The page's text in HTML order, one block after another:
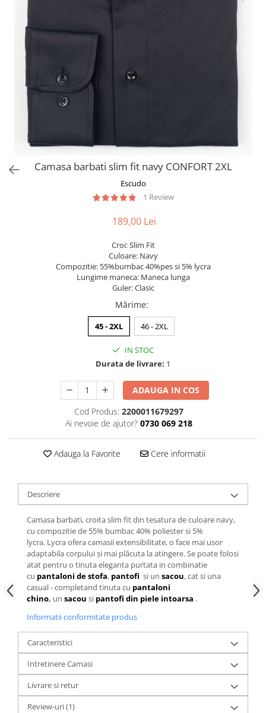
Camasa barbati slim fit navy CONFORT 2XL
Escudo
1 Review
189,00 Lei
Croi: Slim Fit
Culoare: Navy
Compozitie: 55%bumbac 40%pes si 5% lycra
Lungime maneca: Maneca lunga
Guler: Clasic
Mărime:
45 - 2XL 46 - 2XL
IN STOC
Durata de livrare: 1
ADAUGA IN COS
Cod Produs: 2200011679297
Ai nevoie de ajutor? 0730 069 218
Adauga la Favorite Cere informatii
Descriere
Camasa barbati, croita slim fit din tesatura de culoare navy,
cu compozitie de 55% bumbac 40% poliester si 5%
lycra. Lycra ofera camasii extensibilitate, o face mai usor
adaptabila corpului și mai plăcuta la atingere. Se poate folosi
atat pentru o tinuta eleganta purtata in combinatie
cu pantaloni de stofa, pantofi si un sacou, cat si una
casual - completand tinuta cu pantaloni
chino, un sacou si pantofi din piele intoarsa .
Informatii conformitate produs
Caracteristici
Intretinere Camasi
Livrare si retur
Review-uri(1)